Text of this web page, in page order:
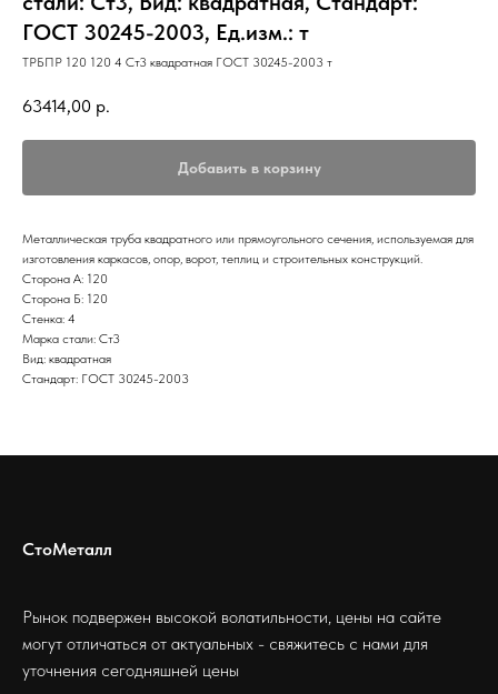
ГОСТ 30245-2003, Ед.изм.: т
ТРБПР 120 120 4 Ст3 квадратная ГОСТ 30245-2003 т
63414,00 р.
Добавить в корзину
Металлическая труба квадратного или прямоугольного сечения, используемая для
изготовления каркасов, опор, ворот, теплиц и строительных конструкций.
Сторона А: 120
Сторона Б: 120
Стенка: 4
Марка стали: Ст3
Вид: квадратная
Стандарт: ГОСТ 30245-2003
СтоМеталл
Рынок подвержен высокой волатильности, цены на сайте
могут отличаться от актуальных - свяжитесь с нами для
уточнения сегодняшней цены